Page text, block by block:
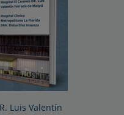
Luis Valentín